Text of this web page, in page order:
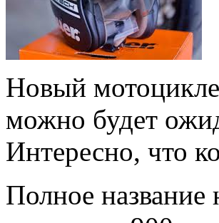
Новый
можно будет
Интересно, что
Полное